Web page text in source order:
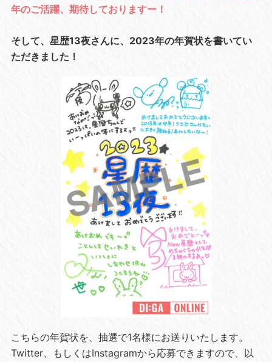
年のご活躍、期待しておりますー！
そして、星歴13夜さんに、2023年の年賀状を書いてい
ただきました！
こちらの年賀状を、抽選で1名様にお送りいたします。
Twitter、もしくはInstagramから応募できますので、以